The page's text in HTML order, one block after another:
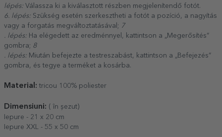
lépés: Válassza ki a kiválasztott részben megjelenítendő fotót.
6. lépés: Szükség esetén szerkesztheti a fotót a pozíció, a nagyítás
vagy a forgatás megváltoztatásával; 7
. lépés: Ha elégedett az eredménnyel, kattintson a „Megerősítés”
gombra; 8
. lépés: Miután befejezte a testreszabást, kattintson a „Befejezés”
gombra, és tegye a terméket a kosárba.
Material: tricou 100% poliester
Dimensiuni: ( în șezut)
Iepure - 21 x 20 cm
Iepure XXL - 55 x 50 cm